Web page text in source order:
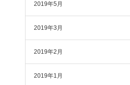
2019年5月
2019年3月
2019年2月
2019年1月